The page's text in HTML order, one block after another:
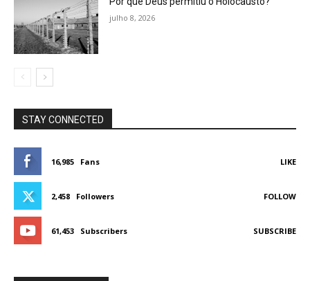
julho 8, 2026
STAY CONNECTED
16,985 Fans LIKE
2,458 Followers FOLLOW
61,453 Subscribers SUBSCRIBE